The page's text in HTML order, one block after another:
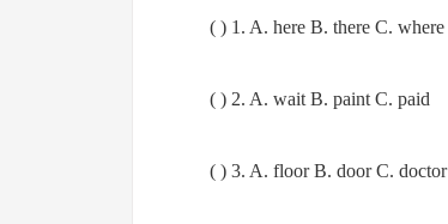
( ) 1. A. here B. there C. where
( ) 2. A. wait B. paint C. paid
( ) 3. A. floor B. door C. doctor